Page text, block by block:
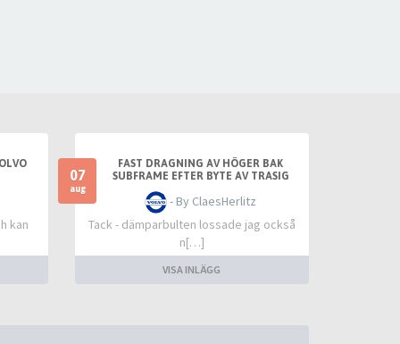
kan
07
aug
FAST DRAGNING AV HÖGER BAK
SUBFRAME EFTER BYTE AV TRASIG
SLANGKOPPLING MELLAN TANKLOCK
OCH TANK
- By ClaesHerlitz
Tack - dämparbulten lossade jag också
n[…]
VISA INLÄGG